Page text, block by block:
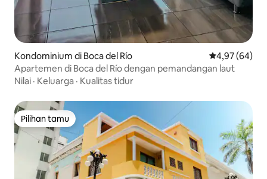
Kondominium di Boca del Río Nilai rata-rata
4,97 (64)
Apartemen di Boca del Río dengan pemandangan laut
Nilai · Keluarga · Kualitas tidur
Pilihan tamu
Pilihan tamu